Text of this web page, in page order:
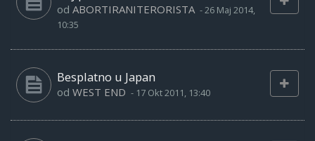
od ABORTIRANITERORISTA -26 Maj 2014,
10:35
Besplatno u Japan
od WEST END - 17 Okt 2011, 13:40